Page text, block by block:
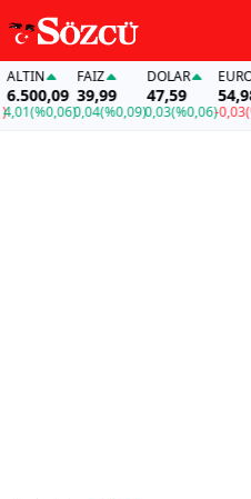
(%0,06)
FAİZ
39,99
0,04(%0,09)
DOLAR
47,59
0,03(%0,06)
EURO
54,98
-0,03(%-